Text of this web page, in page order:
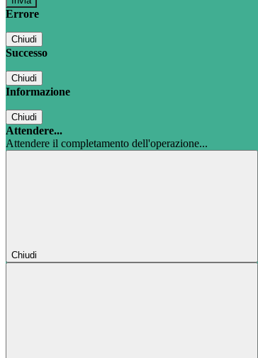
Errore
Chiudi
Successo
Chiudi
Informazione
Chiudi
Attendere...
Attendere il completamento dell'operazione...
Chiudi